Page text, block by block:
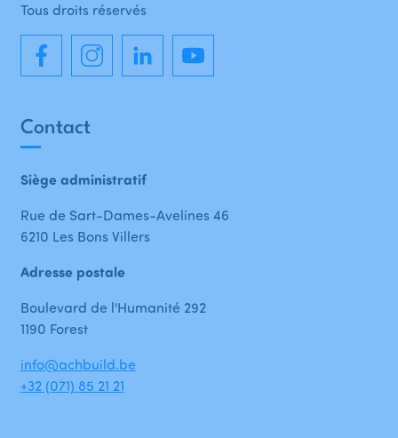
Contact
Siège administratif
Rue de Sart-Dames-Avelines 46
6210 Les Bons Villers
Adresse postale
Boulevard de l'Humanité 292
1190 Forest
info@achbuild.be
+32 (071) 85 21 21
Tous droits réservés